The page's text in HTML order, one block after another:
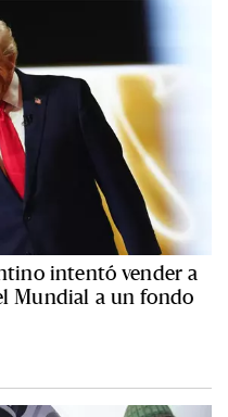
intentó vender a
Mundial a un fondo